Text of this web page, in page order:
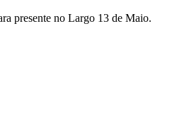
presente no Largo 13 de Maio.